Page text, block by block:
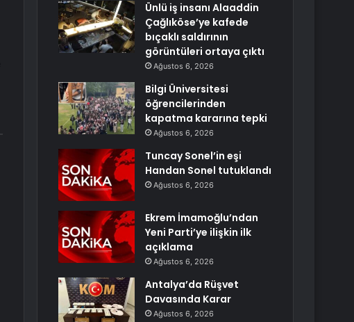
Ünlü iş insanı Alaaddin
Çağlıköse’ye kafede
bıçaklı saldırının
görüntüleri ortaya çıktı
Ağustos 6, 2026
Bilgi Üniversitesi
öğrencilerinden
kapatma kararına tepki
Ağustos 6, 2026
Tuncay Sonel’in eşi
Handan Sonel tutuklandı
Ağustos 6, 2026
Ekrem İmamoğlu’ndan
Yeni Parti’ye ilişkin ilk
açıklama
Ağustos 6, 2026
Antalya’da Rüşvet
Davasında Karar
Ağustos 6, 2026